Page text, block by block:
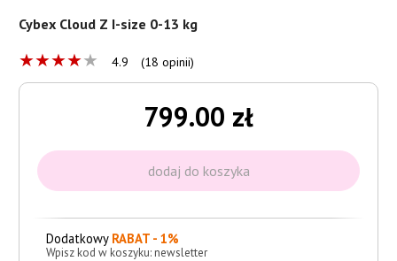
Cybex Cloud Z I-size 0-13 kg
★★★★★ 4.9 (18 opinii)
799.00 zł
Dodatkowy RABAT - 1%
Wpisz kod w koszyku: newsletter